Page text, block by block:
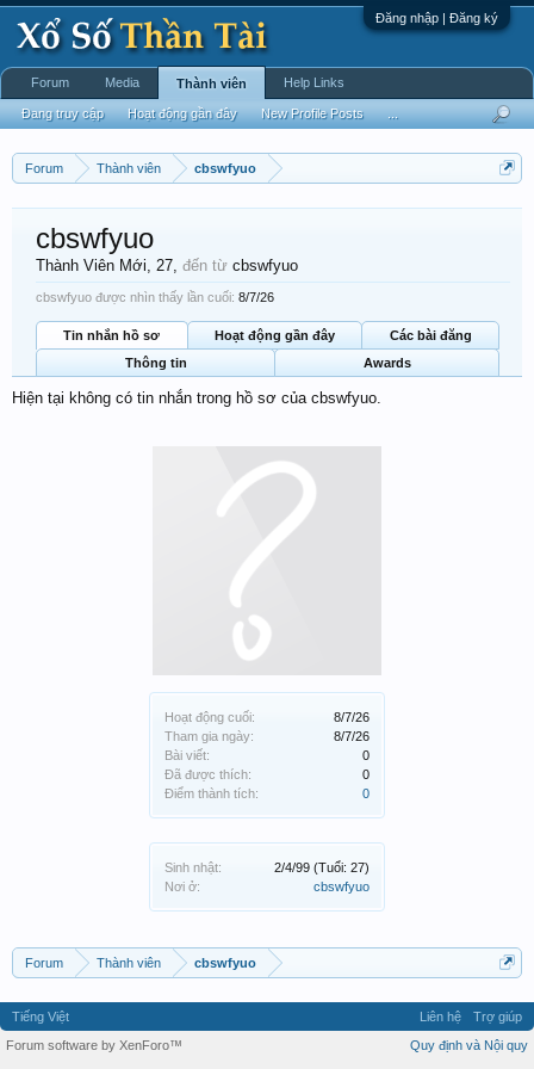
Đăng nhập | Đăng ký
Forum Thành viên cbswfyuo
Hoạt động cuối:
8/7/26
Tham gia ngày:
8/7/26
Bài viết:
0
Đã được thích:
0
Điểm thành tích:
0
Sinh nhật: 2/4/99 (Tuổi: 27)
Nơi ở:
cbswfyuo
cbswfyuo
Thành Viên Mới, 27, đến từ cbswfyuo
cbswfyuo được nhìn thấy lần cuối: 8/7/26
Tin nhắn hồ sơ Hoạt động gần đây
Các bài đăng
Thông tin
Awards
Hiện tại không có tin nhắn trong hồ sơ của cbswfyuo.
Forum Thành viên cbswfyuo
Forum Media Thành viên
Đang truy cập Hoạt động gần đây New Profile Posts
Help Links
Tiếng Việt Liên hệ
Trợ giúp
Quy định và Nội quy
Forum software by XenForo™